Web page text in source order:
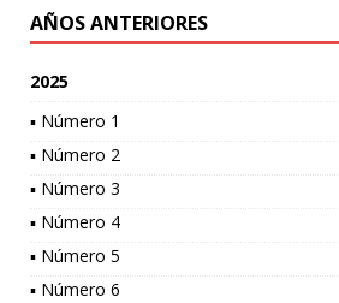
AÑOS ANTERIORES
2025
▪ Número 1
▪ Número 2
▪ Número 3
▪ Número 4
▪ Número 5
▪ Número 6